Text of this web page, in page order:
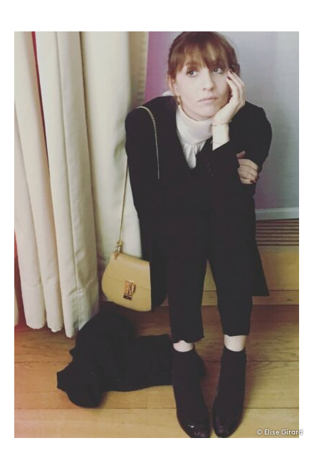
© Elise Girard